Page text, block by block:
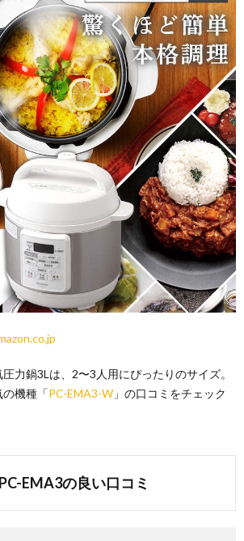
力鍋3Lは、2〜3人用にぴったりのサイズ。
機種「PC-EMA3-W 」の口コミをチェック
EMA3の良い口コミ